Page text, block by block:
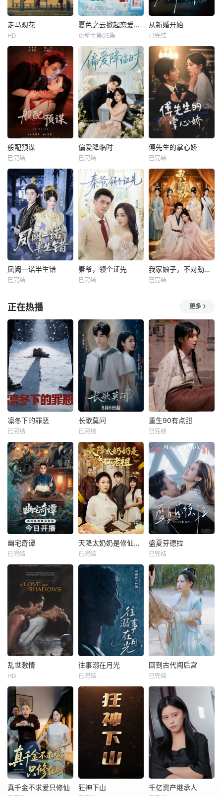
走马观花
HD
夏色之云掀起恋爱与风暴
更新至第05集
从新婚开始
已完结
般配预谋
已完结
偏爱降临时
已完结
傅先生的掌心娇
已完结
凤阙一诺半生错
已完结
秦爷，领个证先
已完结
我家娘子，不对劲第四季
已完结
正在热播 更多
凛冬下的罪恶
已完结
长歌莫问
已完结
重生90有点甜
已完结
幽宅奇谭
已完结
天降太奶奶是修仙老祖
已完结
盛夏芬德拉
已完结
乱世激情
HD
往事溺在月光
已完结
回到古代闯后宫
已完结
真千金不求爱只修仙 狂神下山 千亿资产继承人